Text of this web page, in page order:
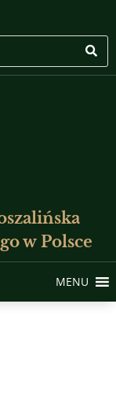
w Polsce
MENU